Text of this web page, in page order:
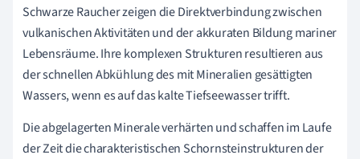
Schwarze Raucher zeigen die Direktverbindung zwischen
vulkanischen Aktivitäten und der akkuraten Bildung mariner
Lebensräume. Ihre komplexen Strukturen resultieren aus
der schnellen Abkühlung des mit Mineralien gesättigten
Wassers, wenn es auf das kalte Tiefseewasser trifft.
Die abgelagerten Minerale verhärten und schaffen im Laufe
der Zeit die charakteristischen Schornsteinstrukturen der